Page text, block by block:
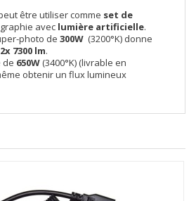
être utiliser comme set de
avec lumière artificielle.
photo de 300W (3200°K) donne
2x 7300 lm.
de 650W (3400°K) (livrable en
obtenir un flux lumineux